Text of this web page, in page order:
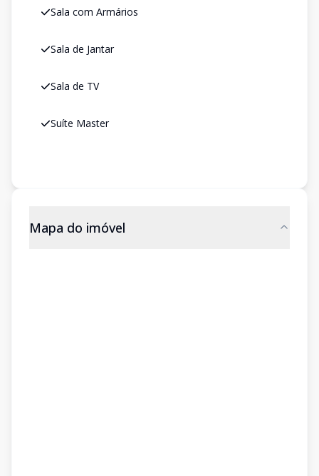
Sala com Armários
Sala de Jantar
Sala de TV
Suíte Master
Mapa do imóvel